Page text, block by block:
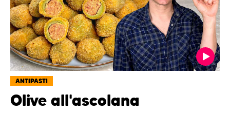
ANTIPASTI
Olive all'ascolana